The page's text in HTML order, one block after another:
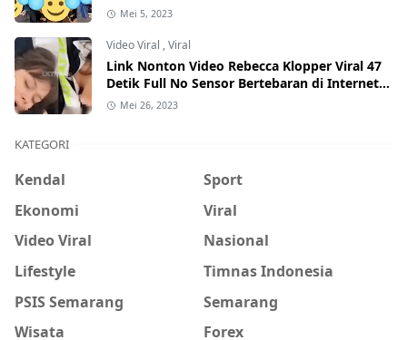
Mei 5, 2023
Video Viral ,Viral
Link Nonton Video Rebecca Klopper Viral 47
Detik Full No Sensor Bertebaran di Internet,
Hati-Hati Phising!
Mei 26, 2023
KATEGORI
Kendal
Sport
Ekonomi
Viral
Video Viral
Nasional
Lifestyle
Timnas Indonesia
PSIS Semarang
Semarang
Wisata
Forex